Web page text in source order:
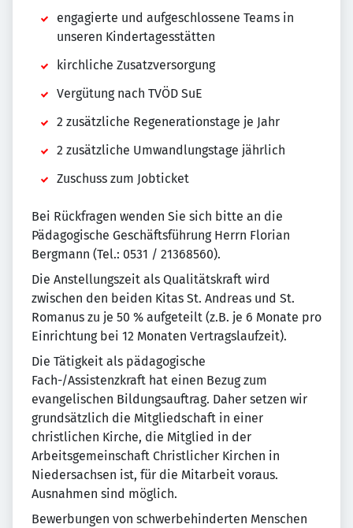
engagierte und aufgeschlossene Teams in
unseren Kindertagesstätten
kirchliche Zusatzversorgung
Vergütung nach TVÖD SuE
2 zusätzliche Regenerationstage je Jahr
2 zusätzliche Umwandlungstage jährlich
Zuschuss zum Jobticket
Bei Rückfragen wenden Sie sich bitte an die
Pädagogische Geschäftsführung Herrn Florian
Bergmann (Tel.: 0531 / 21368560).
Die Anstellungszeit als Qualitätskraft wird
zwischen den beiden Kitas St. Andreas und St.
Romanus zu je 50 % aufgeteilt (z.B. je 6 Monate pro
Einrichtung bei 12 Monaten Vertragslaufzeit).
Die Tätigkeit als pädagogische
Fach-/Assistenzkraft hat einen Bezug zum
evangelischen Bildungsauftrag. Daher setzen wir
grundsätzlich die Mitgliedschaft in einer
christlichen Kirche, die Mitglied in der
Arbeitsgemeinschaft Christlicher Kirchen in
Niedersachsen ist, für die Mitarbeit voraus.
Ausnahmen sind möglich.
Bewerbungen von schwerbehinderten Menschen